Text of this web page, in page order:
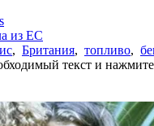
из ЕС
, Британия, топливо,
текст и